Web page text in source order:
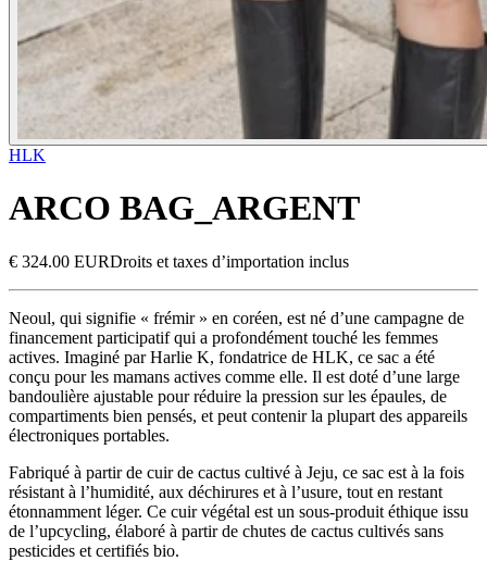
HLK
ARCO BAG_ARGENT
€ 324.00 EURDroits et taxes d’importation inclus
Neoul, qui signifie « frémir » en coréen, est né d’une campagne de
financement participatif qui a profondément touché les femmes
actives. Imaginé par Harlie K, fondatrice de HLK, ce sac a été
conçu pour les mamans actives comme elle. Il est doté d’une large
bandoulière ajustable pour réduire la pression sur les épaules, de
compartiments bien pensés, et peut contenir la plupart des appareils
électroniques portables.
Fabriqué à partir de cuir de cactus cultivé à Jeju, ce sac est à la fois
résistant à l’humidité, aux déchirures et à l’usure, tout en restant
étonnamment léger. Ce cuir végétal est un sous-produit éthique issu
de l’upcycling, élaboré à partir de chutes de cactus cultivés sans
pesticides et certifiés bio.